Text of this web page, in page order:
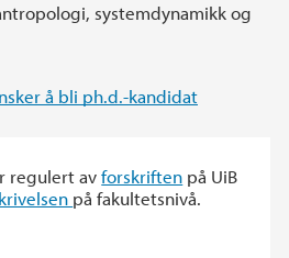
systemdynamikk og
å bli ph.d.-kandidat
regulert avforskriften på UiB
på fakultetsnivå.